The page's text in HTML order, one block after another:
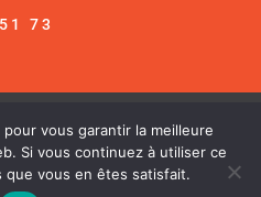
73
/Mention Légales
vous garantir la meilleure
Si vous continuez à utiliser ce
vous en êtes satisfait.